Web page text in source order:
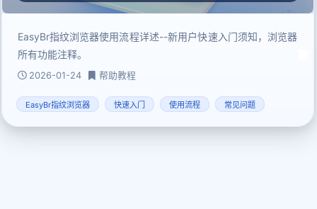
EasyBr指纹浏览器使用流程详述--新用户快速入门须知，浏览器
所有功能注释。
2026-01-24 帮助教程
EasyBr指纹浏览器 快速入门 使用流程 常见问题